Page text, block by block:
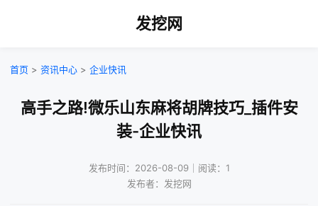
发挖网
首页 > 资讯中心 > 企业快讯
高手之路!微乐山东麻将胡牌技巧_插件安
装-企业快讯
发布时间：2026-08-09｜阅读：1
发布者：发挖网